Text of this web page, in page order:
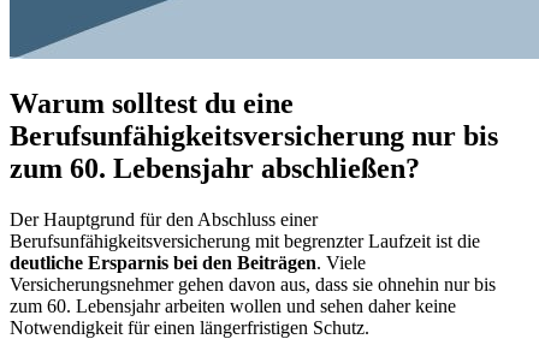
Warum solltest du eine
Berufsunfähigkeitsversicherung nur bis
zum 60. Lebensjahr abschließen?
Der Hauptgrund für den Abschluss einer
Berufsunfähigkeitsversicherung mit begrenzter Laufzeit ist die
deutliche Ersparnis bei den Beiträgen. Viele
Versicherungsnehmer gehen davon aus, dass sie ohnehin nur bis
zum 60. Lebensjahr arbeiten wollen und sehen daher keine
Notwendigkeit für einen längerfristigen Schutz.